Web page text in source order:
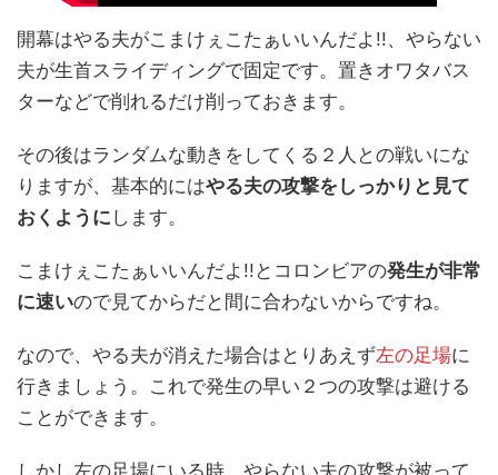
開幕はやる夫がこまけぇこたぁいいんだよ!!、やらない
夫が生首スライディングで固定です。置きオワタバス
ターなどで削れるだけ削っておきます。
その後はランダムな動きをしてくる２人との戦いにな
りますが、基本的にはやる夫の攻撃をしっかりと見て
おくように します。
こまけぇこたぁいいんだよ!!とコロンビアの発生が非常
に速いので見てからだと間に合わないからですね。
なので、やる夫が消えた場合はとりあえず左の足場に
行きましょう。これで発生の早い２つの攻撃は避ける
ことができます。